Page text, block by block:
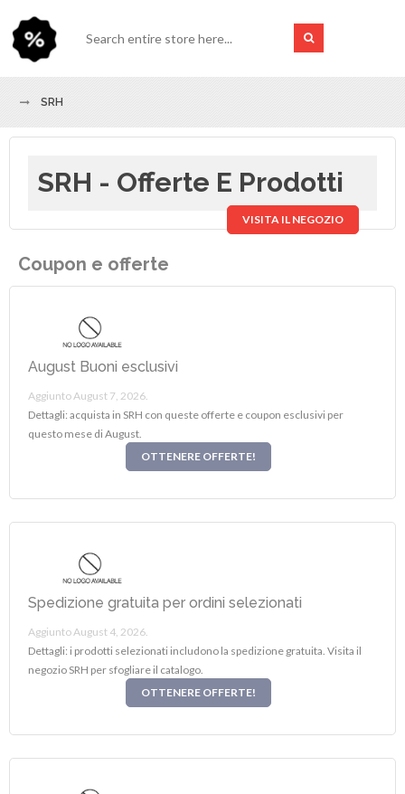
SRH
SRH - Offerte E Prodotti
VISITA IL NEGOZIO
Coupon e offerte
August Buoni esclusivi
Aggiunto August 7, 2026.
Dettagli: acquista in SRH con queste offerte e coupon esclusivi per
questo mese di August.
OTTENERE OFFERTE!
Spedizione gratuita per ordini selezionati
Aggiunto August 4, 2026.
Dettagli: i prodotti selezionati includono la spedizione gratuita. Visita il
negozio SRH per sfogliare il catalogo.
OTTENERE OFFERTE!